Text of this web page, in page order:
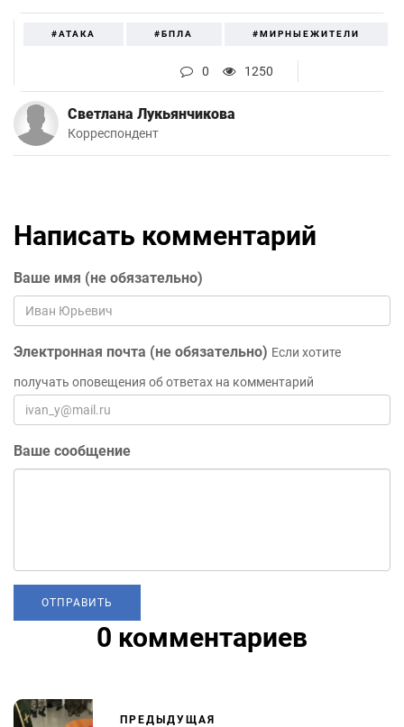
#АТАКА #БПЛА #МИРНЫЕЖИТЕЛИ
0 1250
Светлана Лукьянчикова
Корреспондент
Написать комментарий
Ваше имя (не обязательно)
Электронная почта (не обязательно) Если хотите
получать оповещения об ответах на комментарий
Ваше сообщение
0 комментариев
ПРЕДЫДУЩАЯ